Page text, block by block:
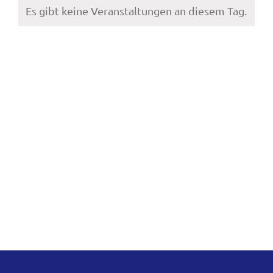
Hinweis
Es gibt keine Veranstaltungen an diesem Tag.